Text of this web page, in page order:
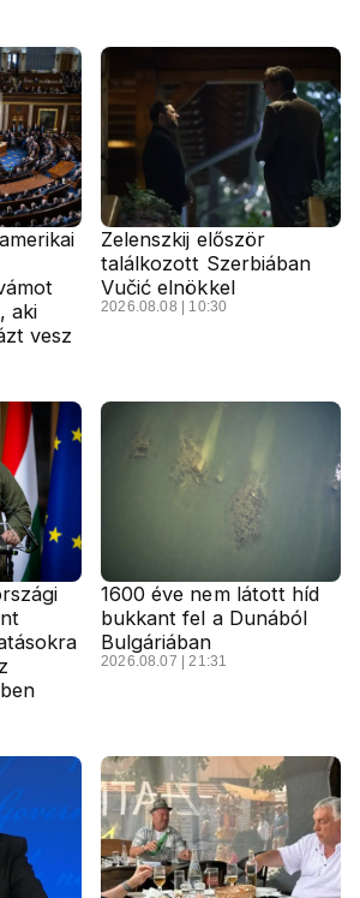
aki
vesz
Zelenszkij először
találkozott Szerbiában
Vučić elnökkel
2026.08.08 | 10:30
1600 éve nem látott híd
bukkant fel a Dunából
Bulgáriában
2026.08.07 | 21:31